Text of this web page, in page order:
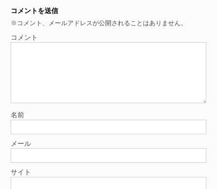
コメントを送信
※コメント、メールアドレスが公開されることはありません。
コメント
名前
メール
サイト